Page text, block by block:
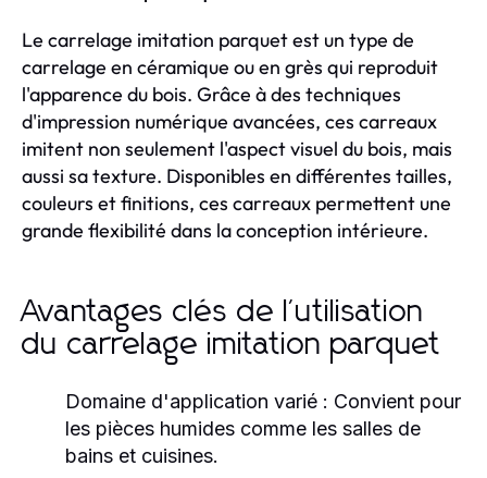
Le carrelage imitation parquet est un type de
carrelage en céramique ou en grès qui reproduit
l'apparence du bois. Grâce à des techniques
d'impression numérique avancées, ces carreaux
imitent non seulement l'aspect visuel du bois, mais
aussi sa texture. Disponibles en différentes tailles,
couleurs et finitions, ces carreaux permettent une
grande flexibilité dans la conception intérieure.
Avantages clés de l'utilisation
du carrelage imitation parquet
Domaine d'application varié : Convient pour
les pièces humides comme les salles de
bains et cuisines.